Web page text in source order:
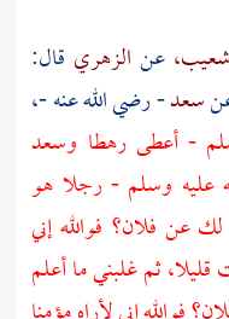
شعيب، عن الزهري قال:
سعد- رضي الله عنه -،
- أعطى رهطا وسعد
عليه وسلم - رجلا هو
عن فلان؟ فوالله إني
ثم غلبني ما أعلم